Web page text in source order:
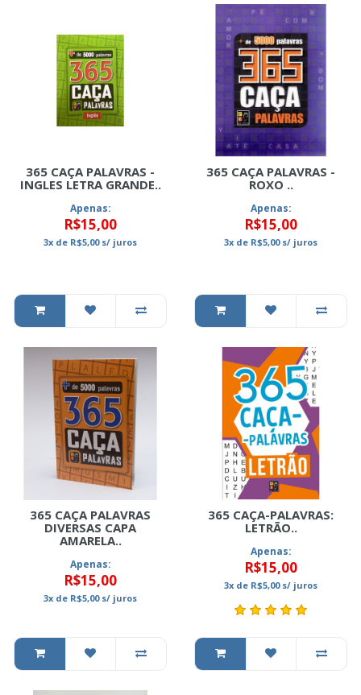
365 CAÇA PALAVRAS -
INGLES LETRA GRANDE..
Apenas:
R$15,00
3x de R$5,00s/ juros
365 CAÇA PALAVRAS -
ROXO ..
Apenas:
R$15,00
3x de R$5,00s/ juros
365 CAÇA PALAVRAS
DIVERSAS CAPA
AMARELA..
Apenas:
R$15,00
3x de R$5,00s/ juros
365 CAÇA-PALAVRAS:
LETRÃO..
Apenas:
R$15,00
3x de R$5,00s/ juros